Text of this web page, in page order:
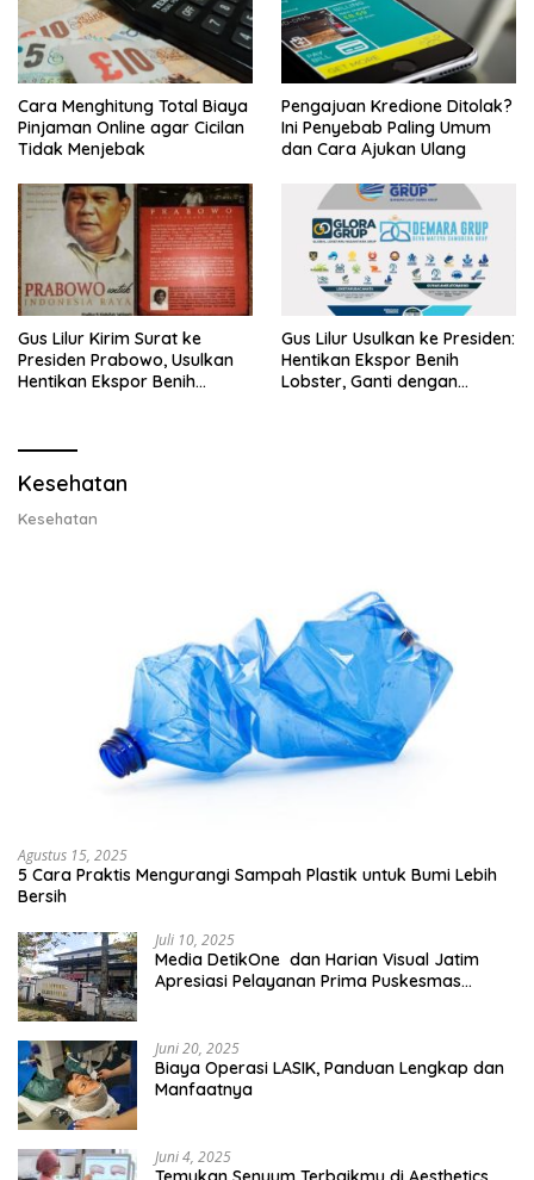
Cara Menghitung Total Biaya
Pinjaman Online agar Cicilan
Tidak Menjebak
Pengajuan Kredione Ditolak?
Ini Penyebab Paling Umum
dan Cara Ajukan Ulang
Gus Lilur Kirim Surat ke
Presiden Prabowo, Usulkan
Hentikan Ekspor Benih
Gus Lilur Usulkan ke Presiden:
Hentikan Ekspor Benih
Lobster, Ganti dengan
Kesehatan
Kesehatan
Agustus 15, 2025
5 Cara Praktis Mengurangi Sampah Plastik untuk Bumi Lebih
Bersih
Juli 10, 2025
Media DetikOne dan Harian Visual Jatim
Apresiasi Pelayanan Prima Puskesmas
Juni 20, 2025
Biaya Operasi LASIK, Panduan Lengkap dan
Manfaatnya
Juni 4, 2025